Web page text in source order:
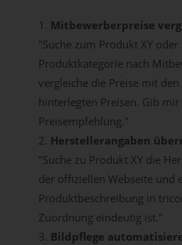
1. Mitbewerberpreise
"Suche zum Produkt XY oder
Produktkategorie nach
vergleiche die Preise mit den
hinterlegten Preisen. Gib mir
Preisempfehlung."
2. Herstellerangaben
"Suche zu Produkt XY die
der offiziellen Webseite und
Produktbeschreibung in
Zuordnung eindeutig ist."
3. Bildpflege